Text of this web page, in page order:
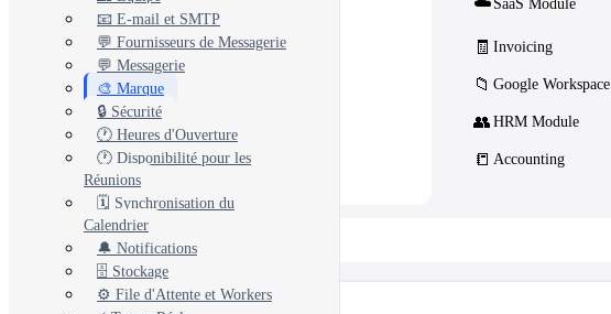
Core Concord CRM extensions
📊Management
Assets, inventory & more
SaaS Module
🧾 Invoicing
📁 Google Workspace
👥 HRM Module
📒 Accounting
📂 View All 10+ Modules →
Shopify
📧 E-mail et SMTP
💬 Fournisseurs de Messagerie
💬 Messagerie
🎨 Marque
🔒 Sécurité
🕐 Heures d'Ouverture
🕐 Disponibilité pour les
Réunions
🗓️ Synchronisation du
Calendrier
🔔 Notifications
🗄️ Stockage
⚙️ File d'Attente et Workers